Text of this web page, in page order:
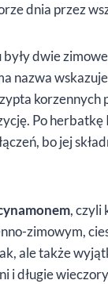
dnia przez
dwie
nazwa
Po
bo jej
, czyli
zimowym,
ale także
i długie